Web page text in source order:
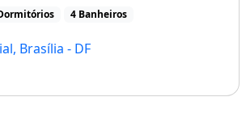
4 Banheiros
Brasília - DF